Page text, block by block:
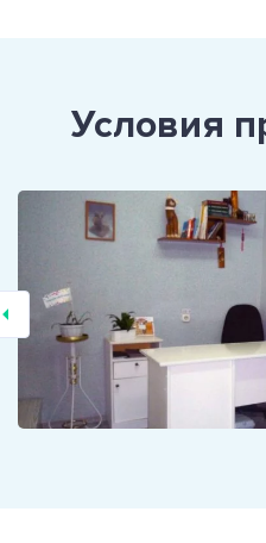
Условия